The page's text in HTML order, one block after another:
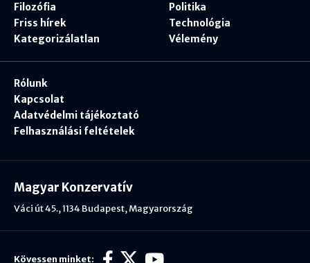
Filozófia
Friss hírek
Kategorizálatlan
Politika
Technológia
Vélemény
Rólunk
Kapcsolat
Adatvédelmi tájékoztató
Felhasználási feltételek
Kövessen minket:
Magyar Konzervatív
Váci út 45., 1134 Budapest, Magyarország